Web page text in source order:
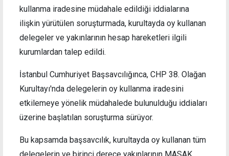
kullanma iradesine müdahale edildiği iddialarına
ilişkin yürütülen soruşturmada, kurultayda oy kullanan
delegeler ve yakınlarının hesap hareketleri ilgili
kurumlardan talep edildi.
İstanbul Cumhuriyet Başsavcılığınca, CHP 38. Olağan
Kurultayı'nda delegelerin oy kullanma iradesini
etkilemeye yönelik müdahalede bulunulduğu iddiaları
üzerine başlatılan soruşturma sürüyor.
Bu kapsamda başsavcılık, kurultayda oy kullanan tüm